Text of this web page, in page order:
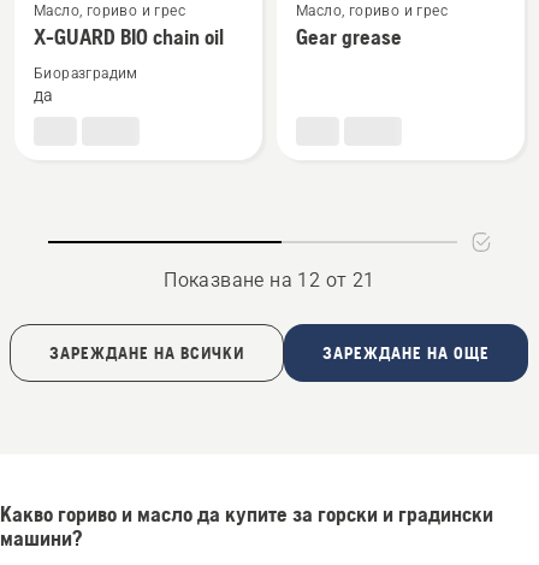
повече
подробности
за
Масло, гориво и грес
X-GUARD BIO chain oil
Биоразградим
да
повече
подробности
Масло, гориво и грес
Gear grease
Показване на 12 от 21
ЗАРЕЖДАНЕ НА ВСИЧКИ ЗАРЕЖДАНЕ НА ОЩЕ
Какво гориво и масло да купите за горски и градински
машини?